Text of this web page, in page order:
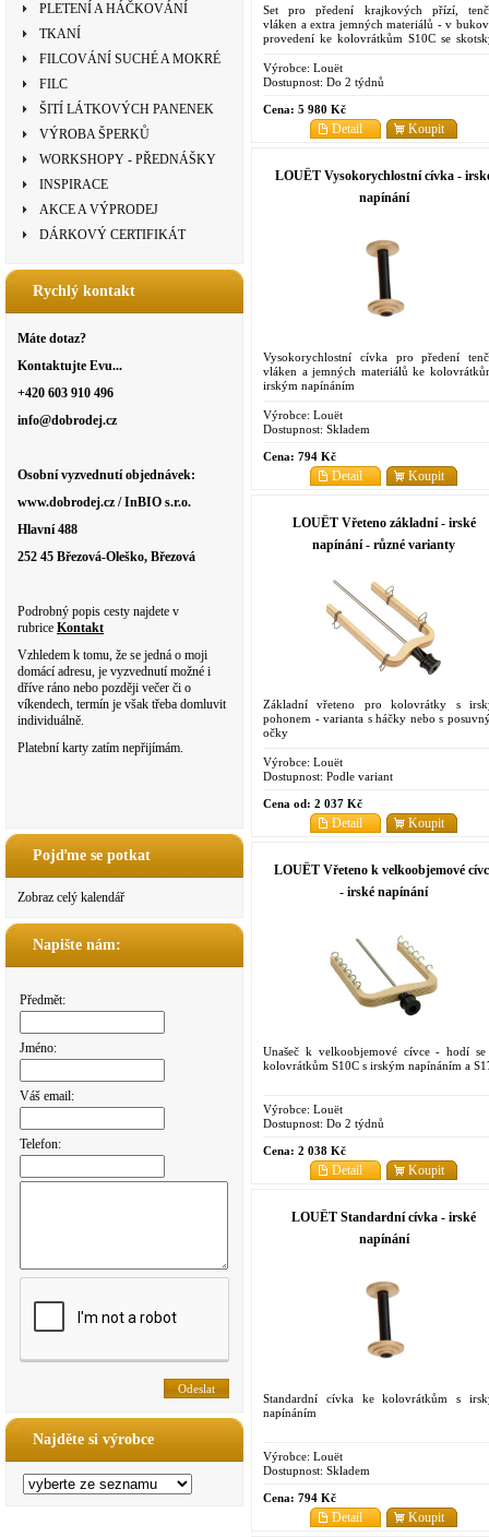
PLETENÍ A HÁČKOVÁNÍ
TKANÍ
FILCOVÁNÍ SUCHÉ A MOKRÉ
FILC
ŠITÍ LÁTKOVÝCH PANENEK
VÝROBA ŠPERKŮ
WORKSHOPY - PŘEDNÁŠKY
INSPIRACE
AKCE A VÝPRODEJ
DÁRKOVÝ CERTIFIKÁT
Rychlý kontakt
Máte dotaz?
Kontaktujte Evu...
+420 603 910 496
info@dobrodej.cz
Osobní vyzvednutí objednávek:
www.dobrodej.cz / InBIO s.r.o.
Hlavní 488
252 45 Březová-Oleško, Březová
Podrobný popis cesty najdete v
rubrice Kontakt
Vzhledem k tomu, že se jedná o moji
domácí adresu, je vyzvednutí možné i
dříve ráno nebo později večer či o
víkendech, termín je však třeba domluvit
individuálně.
Platební karty zatím nepřijímám.
Pojďme se potkat
Zobraz celý kalendář
Napište nám:
Předmět:
Jméno:
Váš email:
Telefon:
Najděte si výrobce
Set pro předení krajkových přízí,
vláken a extra jemných materiálů - v
provedení ke kolovrátkům S10C se
Výrobce: Louët
Dostupnost: Do 2 týdnů
Cena: 5 980 Kč
Koupit
Detail
LOUËT Vysokorychlostní cívka -
napínání
Vysokorychlostní cívka pro předení
vláken a jemných materiálů ke
irským napínáním
Výrobce: Louët
Dostupnost: Skladem
Cena: 794 Kč
Koupit
Detail
LOUËT Vřeteno základní - irské
napínání - různé varianty
Základní vřeteno pro kolovrátky s
pohonem - varianta s háčky nebo s
očky
Výrobce: Louët
Dostupnost: Podle variant
Cena od: 2 037 Kč
Koupit
Detail
LOUËT Vřeteno k velkoobjemové
- irské napínání
Unašeč k velkoobjemové cívce - hodí
kolovrátkům S10C s irským napínáním a
Výrobce: Louët
Dostupnost: Do 2 týdnů
Cena: 2 038 Kč
Koupit
Detail
LOUËT Standardní cívka - irské
napínání
Standardní cívka ke kolovrátkům s
napínáním
Výrobce: Louët
Dostupnost: Skladem
Cena: 794 Kč
Koupit
Detail